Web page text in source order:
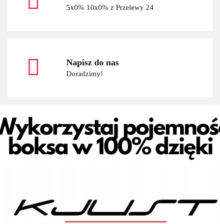
5x0% 10x0% z Przelewy 24
Napisz do nas
Doradzimy!